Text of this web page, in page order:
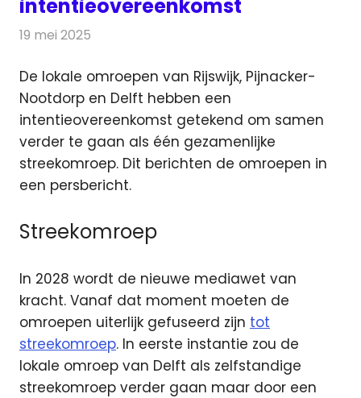
intentieovereenkomst
19 mei 2025
De lokale omroepen van Rijswijk, Pijnacker-
Nootdorp en Delft hebben een
intentieovereenkomst getekend om samen
verder te gaan als één gezamenlijke
streekomroep. Dit berichten de omroepen in
een persbericht.
Streekomroep
In 2028 wordt de nieuwe mediawet van
kracht. Vanaf dat moment moeten de
omroepen uiterlijk gefuseerd zijn tot
streekomroep. In eerste instantie zou de
lokale omroep van Delft als zelfstandige
streekomroep verder gaan maar door een